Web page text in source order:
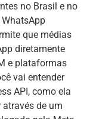
no Brasil e no
que médias
diretamente
e plataformas
vai entender
API, como ela
de um